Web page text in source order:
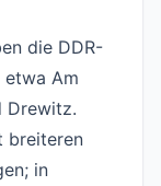
die DDR-
etwa Am
Drewitz.
breiteren
in